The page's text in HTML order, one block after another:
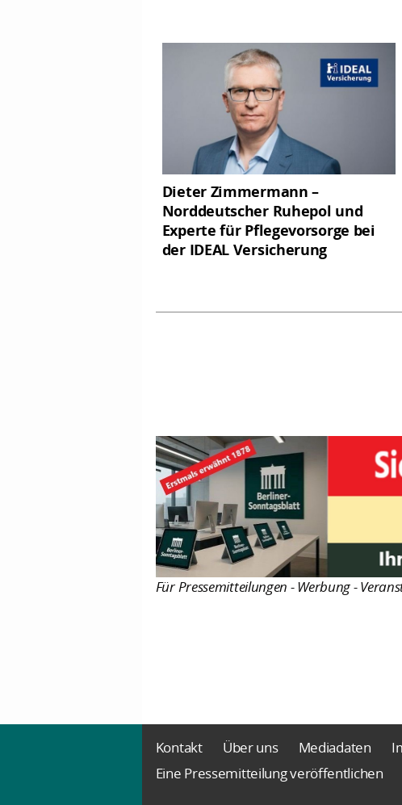
Dieter Zimmermann –
Norddeutscher Ruhepol und
Experte für Pflegevorsorge bei
der IDEAL Versicherung
Für Pressemitteilungen - Werbung -
Kontakt Über uns Mediadaten
Eine Pressemitteilung veröffentlichen